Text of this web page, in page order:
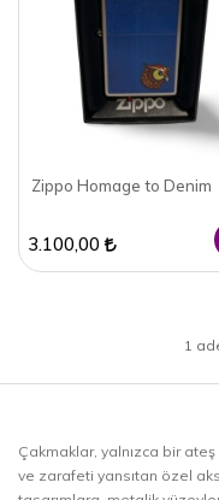
Zippo Homage to Denim
3.100,00
1
Çakmaklar, yalnızca bir
ve zarafeti yansıtan özel